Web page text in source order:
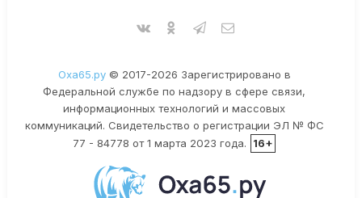
Оха65.ру© 2017-2026 Зарегистрировано в
Федеральной службе по надзору в сфере связи,
информационных технологий и массовых
коммуникаций. Свидетельство о регистрации ЭЛ № ФС
77 - 84778 от 1 марта 2023 года.
16+